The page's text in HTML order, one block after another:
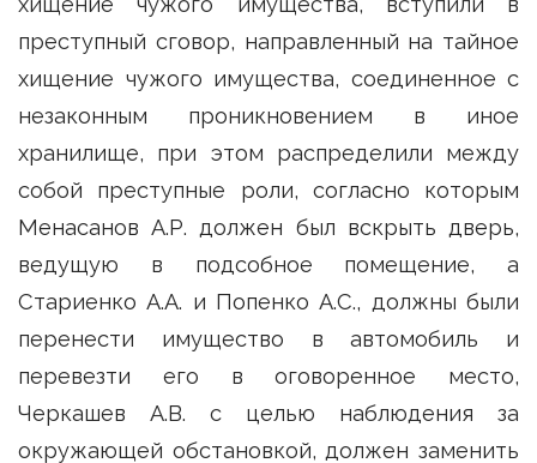
преступный сговор, направленный на тайное
хищение чужого имущества, соединенное с
незаконным проникновением в иное
хранилище, при этом распределили между
собой преступные роли, согласно которым
Менасанов А.Р. должен был вскрыть дверь,
ведущую в подсобное помещение, а
Стариенко А.А. и Попенко А.С., должны были
перенести имущество в автомобиль и
перевезти его в оговоренное место,
Черкашев A.В. с целью наблюдения за
окружающей обстановкой, должен заменить